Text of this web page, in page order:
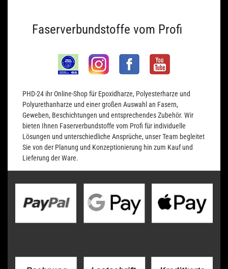
Faserverbundstoffe vom Profi
PHD-24 ihr Online-Shop für Epoxidharze, Polyesterharze und
Polyurethanharze und einer großen Auswahl an Fasern,
Geweben, Beschichtungen und entsprechendes Zubehör. Wir
bieten Ihnen Faserverbundstoffe vom Profi für individuelle
Lösungen und unterschiedliche Ansprüche, unser Team begleitet
Sie von der Planung und Konzeptionierung hin zum Kauf und
Lieferung der Ware.